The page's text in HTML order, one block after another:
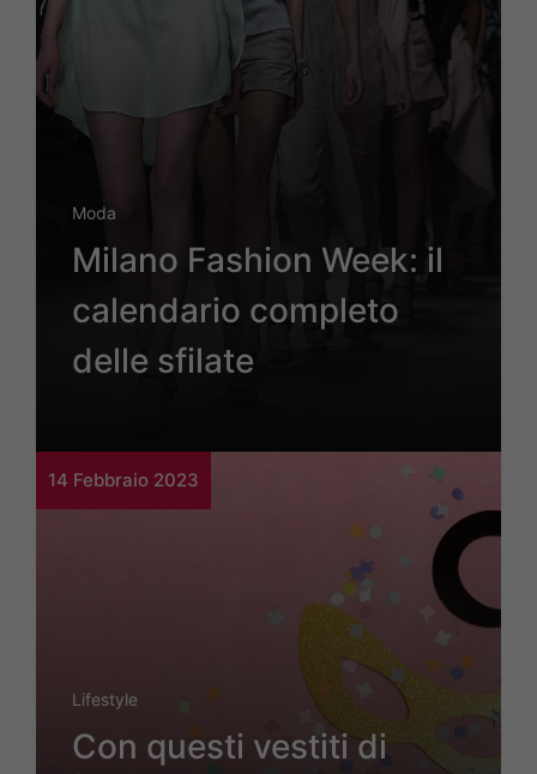
Moda
Milano Fashion Week: il
calendario completo
delle sfilate
14 Febbraio 2023
Lifestyle
Con questi vestiti di